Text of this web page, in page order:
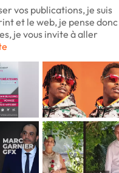
vos publications, je suis
et le web, je pense donc
je vous invite à aller